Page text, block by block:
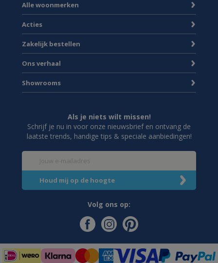
Alle woonmerken
Acties
Zakelijk bestellen
Ons verhaal
Showrooms
Als je niets wilt missen!
Schrijf je nu in voor onze nieuwsbrief en ontvang de
laatste trends, handige tips & speciale aanbiedingen!
Volg ons op: